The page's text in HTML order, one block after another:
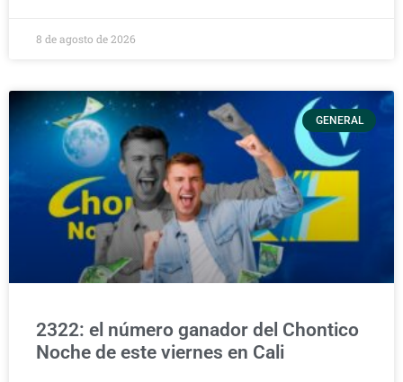
8 de agosto de 2026
GENERAL
2322: el número ganador del Chontico
Noche de este viernes en Cali